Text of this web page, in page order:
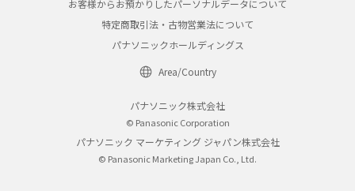
お客様からお預かりしたパーソナルデータについて
特定商取引法・古物営業法について
パナソニックホールディングス
Area/Country
パナソニック株式会社
© Panasonic Corporation
パナソニック マーケティング ジャパン株式会社
© Panasonic Marketing Japan Co., Ltd.